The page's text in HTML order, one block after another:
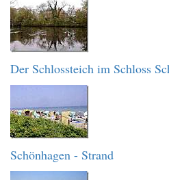
Der Schlossteich im Schloss
Schönhagen - Strand